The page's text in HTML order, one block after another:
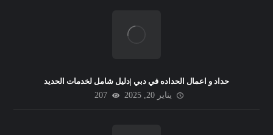
حداد و اعمال الحداده في دبي |دليل شامل لخدمات الحديد
يناير 20, 2025
207